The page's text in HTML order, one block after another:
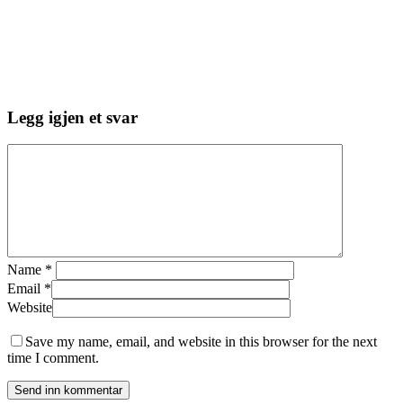
Legg igjen et svar
Name *
Email *
Website
Save my name, email, and website in this browser for the next
time I comment.